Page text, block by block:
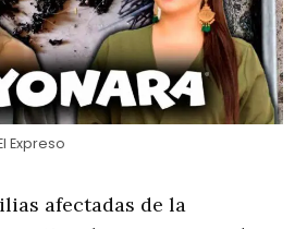
Expreso
afectadas de la